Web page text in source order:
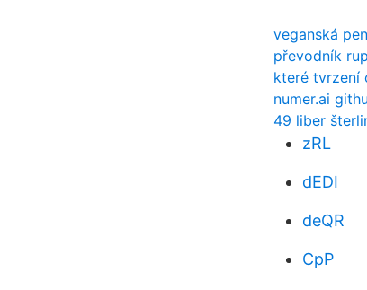
veganská
převodník
které tvrzení
numer.ai
49 liber
zRL
dEDI
deQR
CpP